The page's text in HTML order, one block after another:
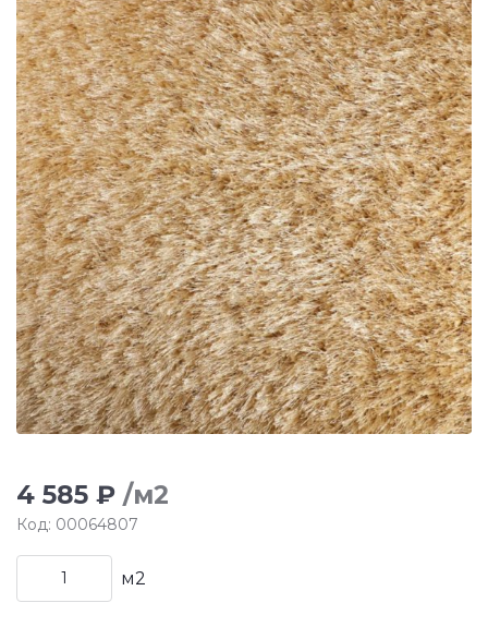
4 585 ₽ /м2
Код: 00064807
м2